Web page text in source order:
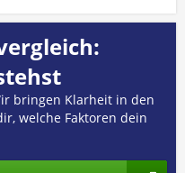
bringen Klarheit in den
welche Faktoren dein